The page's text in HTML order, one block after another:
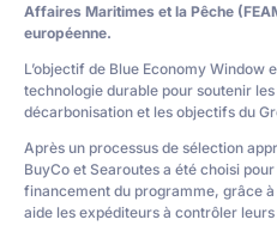
Affaires Maritimes et la Pêche
européenne.
L’objectif de Blue Economy Window
technologie durable pour soutenir
décarbonisation et les objectifs du
Après un processus de sélection
BuyCo et Searoutes a été choisi
financement du programme, grâce
aide les expéditeurs à contrôler leurs